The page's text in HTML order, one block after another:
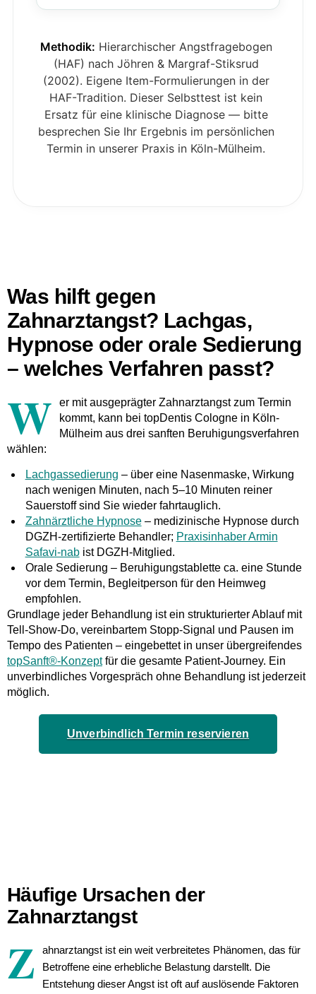
Methodik: Hierarchischer Angstfragebogen
(HAF) nach Jöhren & Margraf-Stiksrud
(2002). Eigene Item-Formulierungen in der
HAF-Tradition. Dieser Selbsttest ist kein
Ersatz für eine klinische Diagnose — bitte
besprechen Sie Ihr Ergebnis im persönlichen
Termin in unserer Praxis in Köln-Mülheim.
Was hilft gegen
Zahnarztangst? Lachgas,
Hypnose oder orale Sedierung
– welches Verfahren passt?
W
er mit ausgeprägter Zahnarztangst zum Termin
kommt, kann bei topDentis Cologne in Köln-
Mülheim aus drei sanften Beruhigungsverfahren
wählen:
Lachgassedierung – über eine Nasenmaske, Wirkung
nach wenigen Minuten, nach 5–10 Minuten reiner
Sauerstoff sind Sie wieder fahrtauglich.
Zahnärztliche Hypnose– medizinische Hypnose durch
DGZH-zertifizierte Behandler; Praxisinhaber Armin
Safavi-nabist DGZH-Mitglied.
Orale Sedierung – Beruhigungstablette ca. eine Stunde
vor dem Termin, Begleitperson für den Heimweg
empfohlen.
Grundlage jeder Behandlung ist ein strukturierter Ablauf mit
Tell-Show-Do, vereinbartem Stopp-Signal und Pausen im
Tempo des Patienten – eingebettet in unser übergreifendes
topSanft®-Konzeptfür die gesamte Patient-Journey. Ein
unverbindliches Vorgespräch ohne Behandlung ist jederzeit
möglich.
Unverbindlich Termin reservieren
Häufige Ursachen der
Zahnarztangst
Z
ahnarztangst ist ein weit verbreitetes Phänomen, das für
Betroffene eine erhebliche Belastung darstellt. Die
Entstehung dieser Angst ist oft auf auslösende Faktoren